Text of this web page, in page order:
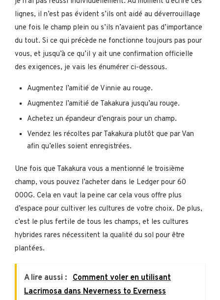
lignes, il n’est pas évident s’ils ont aidé au déverrouillage
une fois le champ plein ou s’ils n’avaient pas d’importance
du tout. Si ce qui précède ne fonctionne toujours pas pour
vous, et jusqu’à ce qu’il y ait une confirmation officielle
des exigences, je vais les énumérer ci-dessous.
Augmentez l’amitié de Vinnie au rouge.
Augmentez l’amitié de Takakura jusqu’au rouge.
Achetez un épandeur d’engrais pour un champ.
Vendez les récoltes par Takakura plutôt que par Van
afin qu’elles soient enregistrées.
Une fois que Takakura vous a mentionné le troisième
champ, vous pouvez l’acheter dans le Ledger pour 60
000G. Cela en vaut la peine car cela vous offre plus
d’espace pour cultiver les cultures de votre choix. De plus,
c’est le plus fertile de tous les champs, et les cultures
hybrides rares nécessitent la qualité du sol pour être
plantées.
A lire aussi :
Comment voler en utilisant
Lacrimosa dans Neverness to Everness